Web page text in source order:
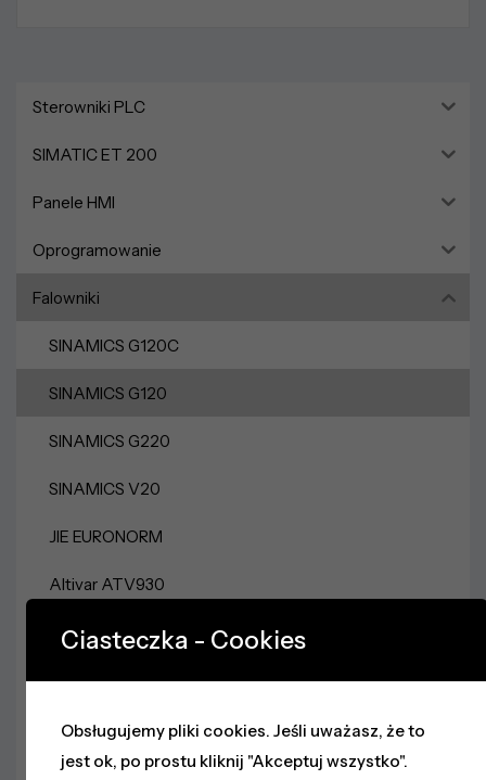
Sterowniki PLC
SIMATIC ET 200
Panele HMI
Oprogramowanie
Falowniki
SINAMICS G120C
SINAMICS G120
SINAMICS G220
SINAMICS V20
JIE EURONORM
Altivar ATV930
Altivar ATV630
Altivar ATV320
Zasilacze
Sieci Przemysłowe
Ciasteczka - Cookies
Obsługujemy pliki cookies. Jeśli uważasz, że to
jest ok, po prostu kliknij "Akceptuj wszystko".